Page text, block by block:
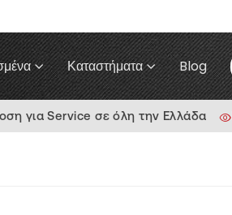
Καταστήματα Blog
για Service σε όλη την Ελλάδα